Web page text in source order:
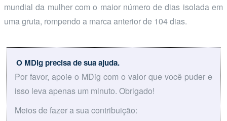
mundial da mulher com o maior número de dias isolada em
uma gruta, rompendo a marca anterior de 104 dias.
O MDig precisa de sua ajuda.
Por favor, apoie o MDig com o valor que você puder e
isso leva apenas um minuto. Obrigado!
Meios de fazer a sua contribuição: